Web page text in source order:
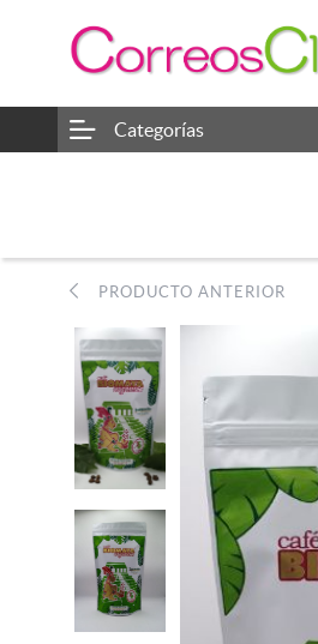
Categorías
PRODUCTO ANTERIOR